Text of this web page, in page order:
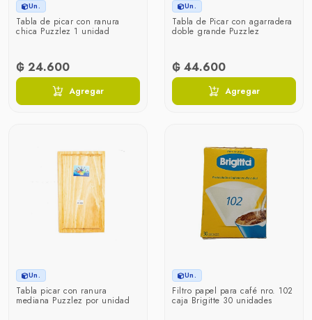
Un.
Tabla de picar con ranura
chica Puzzlez 1 unidad
₲ 24.600
Agregar
Un.
Tabla de Picar con agarradera
doble grande Puzzlez
₲ 44.600
Agregar
Un.
Tabla picar con ranura
mediana Puzzlez por unidad
Un.
Filtro papel para café nro. 102
caja Brigitte 30 unidades